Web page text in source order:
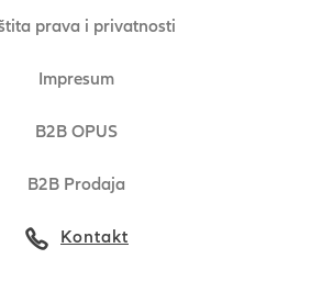
prava i privatnosti
Impresum
B2B OPUS
B2B Prodaja
Kontakt